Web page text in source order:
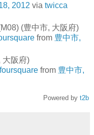
2012 via twicca
(豊中市, 大阪府)
from 豊中市,
大阪府)
foursquare from 豊中市,
Powered by t2b